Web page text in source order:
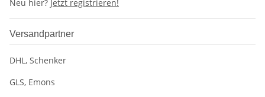
Neu hier? Jetzt registrieren!
Versandpartner
DHL, Schenker
GLS, Emons